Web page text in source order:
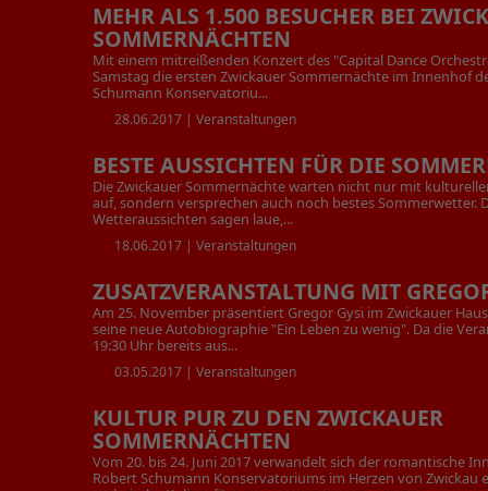
MEHR ALS 1.500 BESUCHER BEI
SOMMERNÄCHTEN
Mit einem mitreißenden Konzert des "Capital Dance
Samstag die ersten Zwickauer Sommernächte im Innenhof
Schumann Konservatoriu...
28.06.2017 | Veranstaltungen
BESTE AUSSICHTEN FÜR DIE
Die Zwickauer Sommernächte warten nicht nur mit
auf, sondern versprechen auch noch bestes Sommerwetter.
Wetteraussichten sagen laue,...
18.06.2017 | Veranstaltungen
ZUSATZVERANSTALTUNG MIT
Am 25. November präsentiert Gregor Gysi im Zwickauer
seine neue Autobiographie "Ein Leben zu wenig". Da die
19:30 Uhr bereits aus...
03.05.2017 | Veranstaltungen
KULTUR PUR ZU DEN ZWICKAUER
SOMMERNÄCHTEN
Vom 20. bis 24. Juni 2017 verwandelt sich der romantische
Robert Schumann Konservatoriums im Herzen von Zwickau